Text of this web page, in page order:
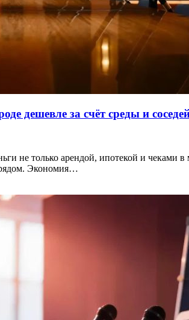
дешевле за счёт среды и
не только арендой, ипотекой и чеками
Экономия…